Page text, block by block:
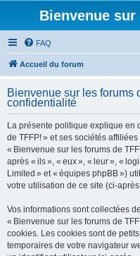
Bienvenue
FAQ
Accueil du forum
Bienvenue sur les forums
confidentialité
La présente politique explique en
de TFFP! » et ses sociétés
« Bienvenue sur les forums de
après « ils », « eux », « leur », «
Limited » et « équipes phpBB »)
votre utilisation de ce site (ci-
Vos informations sont collectées
« Bienvenue sur les forums de
cookies. Les cookies sont de
temporaires de votre navigateur